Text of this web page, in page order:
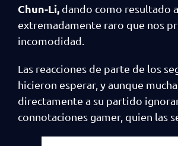
Chun-Li, dando como resultado
extremadamente raro que nos
incomodidad.
Las reacciones de parte de los
hicieron esperar, y aunque
directamente a su partido
connotaciones gamer, quien las